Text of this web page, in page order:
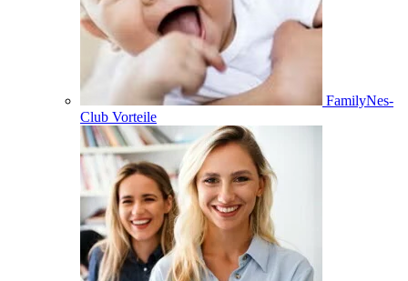
FamilyNes-
Club Vorteile